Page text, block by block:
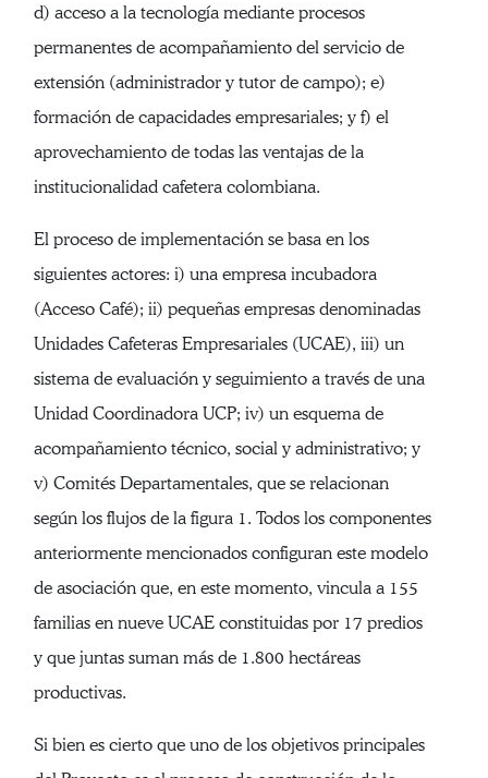
d) acceso a la tecnología mediante procesos
permanentes de acompañamiento del servicio de
extensión (administrador y tutor de campo); e)
formación de capacidades empresariales; y f) el
aprovechamiento de todas las ventajas de la
institucionalidad cafetera colombiana.
El proceso de implementación se basa en los
siguientes actores: i) una empresa incubadora
(Acceso Café); ii) pequeñas empresas denominadas
Unidades Cafeteras Empresariales (UCAE), iii) un
sistema de evaluación y seguimiento a través de una
Unidad Coordinadora UCP; iv) un esquema de
acompañamiento técnico, social y administrativo; y
v) Comités Departamentales, que se relacionan
según los flujos de la figura 1. Todos los componentes
anteriormente mencionados configuran este modelo
de asociación que, en este momento, vincula a 155
familias en nueve UCAE constituidas por 17 predios
y que juntas suman más de 1.800 hectáreas
productivas.
Si bien es cierto que uno de los objetivos principales